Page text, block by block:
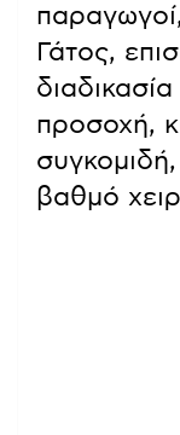
Γάτος,
διαδικασία
προσοχή,
βαθμό